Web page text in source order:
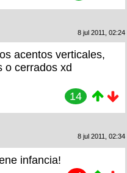
8 jul 2011, 02:24
acentos verticales,
o cerrados xd
14
8 jul 2011, 02:34
infancia!